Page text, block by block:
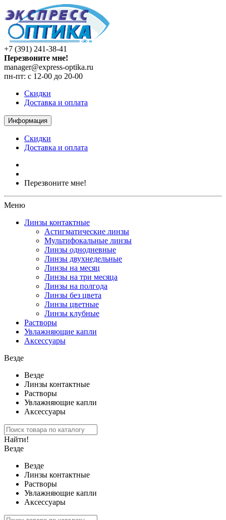
+7 (391) 241-38-41
Перезвоните мне!
manager@express-optika.ru
пн-пт: с 12-00 до 20-00
Скидки
Доставка и оплата
Информация
Скидки
Доставка и оплата
Перезвоните мне!
Меню
Линзы контактные
Астигматические линзы
Мультифокальные линзы
Линзы однодневные
Линзы двухнедельные
Линзы на месяц
Линзы на три месяца
Линзы на полгода
Линзы без цвета
Линзы цветные
Линзы клубные
Растворы
Увлажняющие капли
Аксессуары
Везде
Везде
Линзы контактные
Растворы
Увлажняющие капли
Аксессуары
Найти!
Везде
Везде
Линзы контактные
Растворы
Увлажняющие капли
Аксессуары